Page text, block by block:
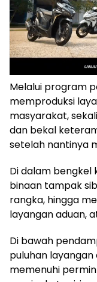
Melalui program
memproduksi
masyarakat,
dan bekal
setelah nantinya
Di dalam bengkel
binaan tampak
rangka, hingga
layangan aduan,
Di bawah
puluhan
memenuhi